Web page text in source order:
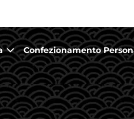
Confezionamento